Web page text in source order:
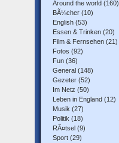
Around the world (160)
BÃ¼cher (10)
English (53)
Essen & Trinken (20)
Film & Fernsehen (21)
Fotos (92)
Fun (36)
General (148)
Gezeter (52)
Im Netz (50)
Leben in England (12)
Musik (27)
Politik (18)
RÃ¤tsel (9)
Sport (29)